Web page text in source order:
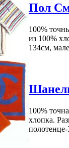
Пол
100%
из 100%
134см,
100%
хлопка.